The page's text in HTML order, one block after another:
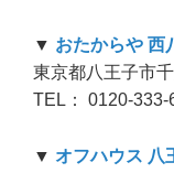
▼ おたからや 西
東京都八王子市
TEL： 0120-333-
▼ オフハウス 八